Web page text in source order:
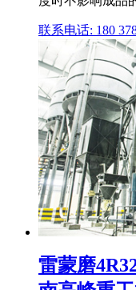
联系电话: 180
雷蒙磨